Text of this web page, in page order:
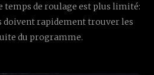
temps de roulage est plus limité:
doivent rapidement trouver les
du programme.